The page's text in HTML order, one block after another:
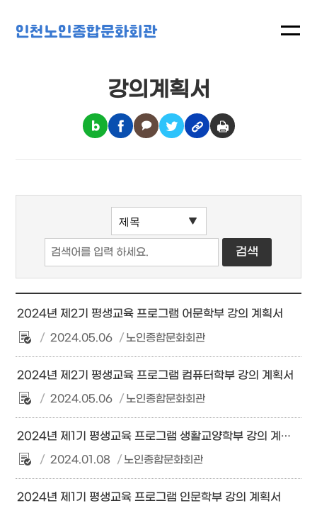
인천노인종합문화회관
강의계획서
2024년 제2기 평생교육 프로그램 어문학부 강의 계획서
2024.05.06
노인종합문화회관
2024년 제2기 평생교육 프로그램 컴퓨터학부 강의 계획서
2024.05.06
노인종합문화회관
2024년 제1기 평생교육 프로그램 생활교양학부 강의 계획서
2024.01.08
노인종합문화회관
2024년 제1기 평생교육 프로그램 인문학부 강의 계획서